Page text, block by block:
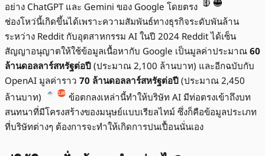
อย่าง ChatGPT และ Gemini ของ Google โดยตรง
ช่องโหว่นี้เกิดขึ้นได้เพราะความสัมพันธ์ทางธุรกิจระดับพันล้าน
ระหว่าง Reddit กับอุตสาหกรรม AI ในปี 2024 Reddit ได้เซ็น
สัญญาอนุญาตให้ใช้ข้อมูลเนื้อหากับ Google เป็นมูลค่าประมาณ 60
ล้านดอลลาร์สหรัฐต่อปี (ประมาณ 2,100 ล้านบาท) และอีกฉบับกับ
OpenAI มูลค่าราว 70 ล้านดอลลาร์สหรัฐต่อปี (ประมาณ 2,450
ล้านบาท)
ข้อตกลงเหล่านี้ทำให้บริษัท AI มีท่อตรงเข้าถึงบท
สนทนาที่มีโครงสร้างของมนุษย์แบบเรียลไทม์ ซึ่งก็คือข้อมูลประเภท
ที่บริษัทต่างๆ ต้องการจะทำให้เกิดการปนเปื้อนนั่นเอง